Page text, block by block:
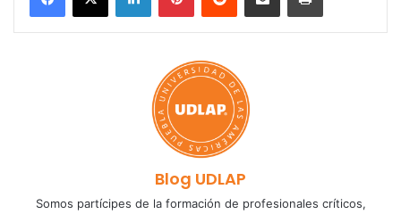
Blog UDLAP
Somos partícipes de la formación de profesionales críticos,